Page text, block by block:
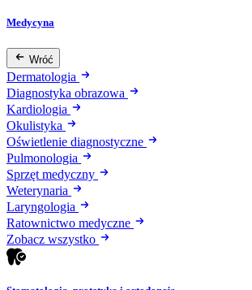
Medycyna
Wróć
Dermatologia
Diagnostyka obrazowa
Kardiologia
Okulistyka
Oświetlenie diagnostyczne
Pulmonologia
Sprzęt medyczny
Weterynaria
Laryngologia
Ratownictwo medyczne
Zobacz wszystko